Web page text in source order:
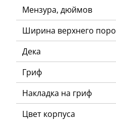
Мензура, дюймов
Ширина верхнего
Дека
Гриф
Накладка на гриф
Цвет корпуса